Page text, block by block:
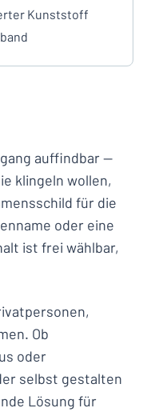
Kunststoff
auffindbar —
klingeln wollen,
für die
oder eine
ist frei wählbar,
Ob
oder
selbst gestalten
Lösung für